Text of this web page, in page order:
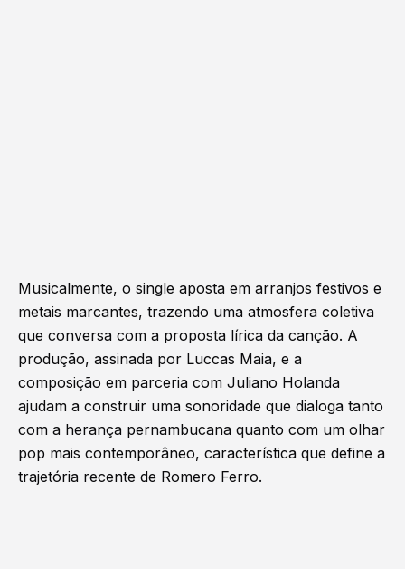
Musicalmente, o single aposta em arranjos festivos e
metais marcantes, trazendo uma atmosfera coletiva
que conversa com a proposta lírica da canção. A
produção, assinada por Luccas Maia, e a
composição em parceria com Juliano Holanda
ajudam a construir uma sonoridade que dialoga tanto
com a herança pernambucana quanto com um olhar
pop mais contemporâneo, característica que define a
trajetória recente de Romero Ferro.